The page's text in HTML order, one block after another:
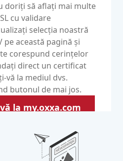
doriți să aflați mai multe
cu validare
selecția noastră
pe această pagină și
corespund cerințelor
direct un certificat
vă la mediul dvs.
butonul de mai jos.
la my.oxxa.com